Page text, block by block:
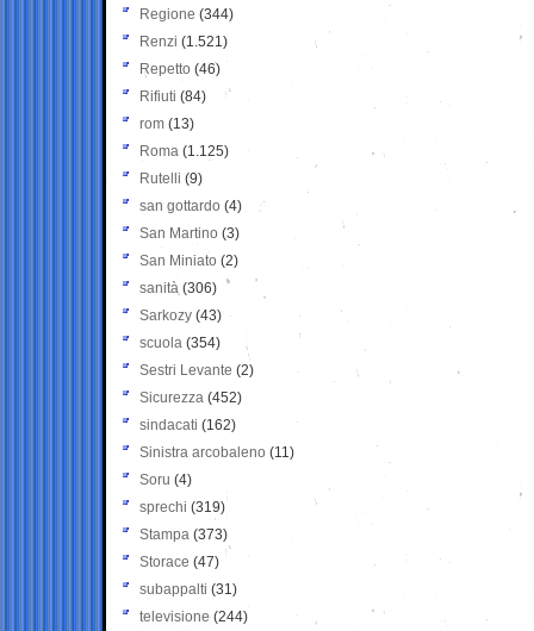
Regione (344)
Renzi (1.521)
Repetto (46)
Rifiuti (84)
rom (13)
Roma (1.125)
Rutelli (9)
san gottardo (4)
San Martino (3)
San Miniato (2)
sanità (306)
Sarkozy (43)
scuola (354)
Sestri Levante (2)
Sicurezza (452)
sindacati (162)
Sinistra arcobaleno (11)
Soru (4)
sprechi (319)
Stampa (373)
Storace (47)
subappalti (31)
televisione(244)